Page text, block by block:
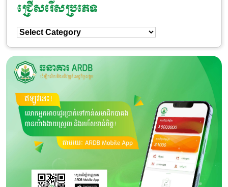
ខេត្តឧត្តរមានជ័យ
ជ្រើសរើសប្រភេទ
ជ្រើសរើស
ប្រភេទ